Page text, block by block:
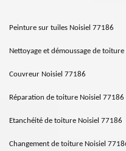
Peinture sur tuiles Noisiel 77186
Nettoyage et démoussage de
Couvreur Noisiel 77186
Réparation de toiture Noisiel 77186
Etanchéité de toiture Noisiel 77186
Changement de toiture Noisiel